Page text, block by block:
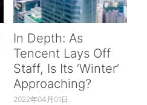
In Depth: As
Tencent Lays Off
Staff, Is Its ‘Winter’
Approaching?
2022年04月01日